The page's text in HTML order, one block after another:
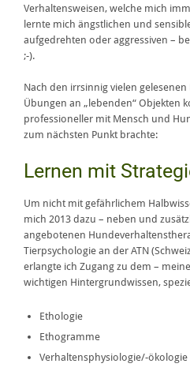
Verhaltensweisen, welche mich
lernte mich ängstlichen und
aufgedrehten oder aggressiven –
;-).
Nach den irrsinnig vielen
Übungen an „lebenden“ Objekten
professioneller mit Mensch und
zum nächsten Punkt brachte:
Lernen mit
Um nicht mit gefährlichem
mich 2013 dazu – neben und
angebotenen
Tierpsychologie an der ATN
erlangte ich Zugang zu dem –
wichtigen Hintergrundwissen,
Ethologie
Ethogramme
Verhaltensphysiologie/-ökologie